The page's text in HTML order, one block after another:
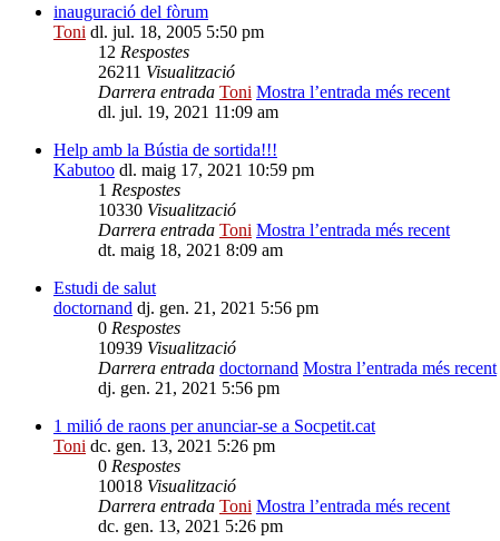
inauguració del fòrum
Toni dl. jul. 18, 2005 5:50 pm
12 Respostes
26211 Visualització
Darrera entrada Toni Mostra l’entrada més recent
dl. jul. 19, 2021 11:09 am
Help amb la Bústia de sortida!!!
Kabutoo dl. maig 17, 2021 10:59 pm
1 Respostes
10330 Visualització
Darrera entrada Toni Mostra l’entrada més recent
dt. maig 18, 2021 8:09 am
Estudi de salut
doctornand dj. gen. 21, 2021 5:56 pm
0 Respostes
10939 Visualització
Darrera entrada doctornand Mostra l’entrada més recent
dj. gen. 21, 2021 5:56 pm
1 milió de raons per anunciar-se a Socpetit.cat
Toni dc. gen. 13, 2021 5:26 pm
0 Respostes
10018 Visualització
Darrera entrada Toni Mostra l’entrada més recent
dc. gen. 13, 2021 5:26 pm